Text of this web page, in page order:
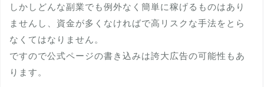
しかしどんな副業でも例外なく簡単に稼げるものはあり
ませんし、資金が多くなければで高リスクな手法をとら
なくてはなりません。
ですので公式ページの書き込みは誇大広告の可能性もあ
ります。